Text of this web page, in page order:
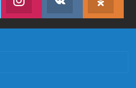
Join us on TwitterJoin us on Instagram
Abonează-te